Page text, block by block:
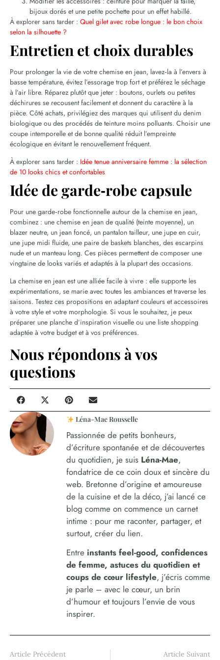
bijoux dorés et une petite pochette pour un effet habillé.
À explorer sans tarder : Quel gilet avec robe longue : le bon choix
selon la silhouette ?
Entretien et choix durables
Pour prolonger la vie de votre chemise en jean, lavez‑la à l’envers à
basse température, évitez l’essorage trop fort et préférez le séchage
à l’air libre. Réparez plutôt que jeter : boutons, ourlets ou petites
déchirures se recousent facilement et donnent du caractère à la
pièce. Côté achats, privilégiez des marques qui utilisent du denim
biologique ou des procédés de teinture moins polluants. Choisir une
coupe intemporelle et de bonne qualité réduit l’empreinte
écologique en évitant le renouvellement fréquent.
À explorer sans tarder : Idée tenue anniversaire femme : la sélection
de 10 looks chics et confortables
Idée de garde‑robe capsule
Pour une garde‑robe fonctionnelle autour de la chemise en jean,
combinez : une chemise en jean de qualité (teinte moyenne), un
blazer neutre, un jean foncé, un pantalon tailleur, une jupe en cuir,
une jupe midi fluide, une paire de baskets blanches, des escarpins
nude et un manteau long. Ces pièces permettent de composer une
vingtaine de looks variés et adaptés à la plupart des occasions.
La chemise en jean est une alliée facile à vivre : elle supporte les
expérimentations, se marie avec toutes les ambiances et traverse les
saisons. Testez ces propositions en adaptant couleurs et accessoires
à votre style et votre morphologie. Si vous le souhaitez, je peux
préparer une planche d’inspiration visuelle ou une liste shopping
adaptée à votre budget et à vos préférences.
Nous répondons à vos
questions
Léna-Mae Rousselle
Passionnée de petits bonheurs,
d’écriture spontanée et de découvertes
du quotidien, je suis Léna-Mae,
fondatrice de ce coin doux et sincère du
web. Bretonne d’origine et amoureuse
de la cuisine et de la déco, j’ai lancé ce
blog comme on commence un carnet
intime : pour me raconter, partager, et
surtout, créer du lien.
Entre instants feel-good, confidences
de femme, astuces du quotidien et
coups de cœur lifestyle, j’écris comme
je parle – avec le cœur, un brin
d’humour et toujours l’envie de vous
inspirer.
Article Précédent Article Suivant